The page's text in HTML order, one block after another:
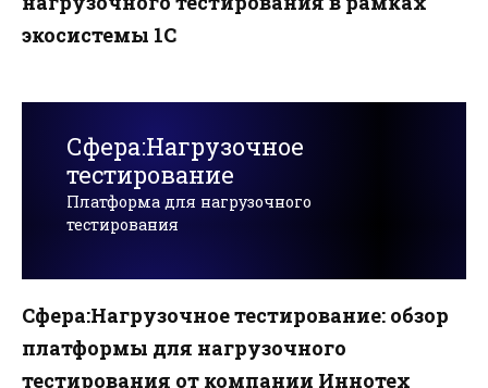
экосистемы 1С
Сфера:Нагрузочное
тестирование
Платформа для нагрузочного
тестирования
Сфера:Нагрузочное тестирование: обзор
платформы для нагрузочного
тестирования от компании Иннотех